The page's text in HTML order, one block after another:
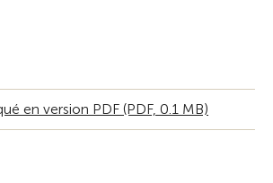
en version PDF (PDF, 0.1 MB)